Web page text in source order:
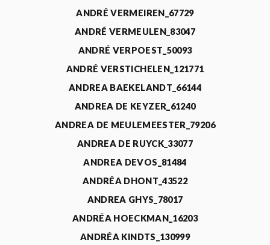
ANDRÉ VERMEIREN_67729
ANDRÉ VERMEULEN_83047
ANDRÉ VERPOEST_50093
ANDRÉ VERSTICHELEN_121771
ANDREA BAEKELANDT_66144
ANDREA DE KEYZER_61240
ANDREA DE MEULEMEESTER_79206
ANDREA DE RUYCK_33077
ANDREA DEVOS_81484
ANDRÉA DHONT_43522
ANDREA GHYS_78017
ANDRÉA HOECKMAN_16203
ANDRÉA KINDTS_130999